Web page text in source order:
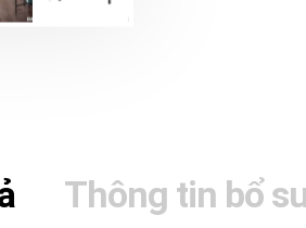
Thông tin bổ